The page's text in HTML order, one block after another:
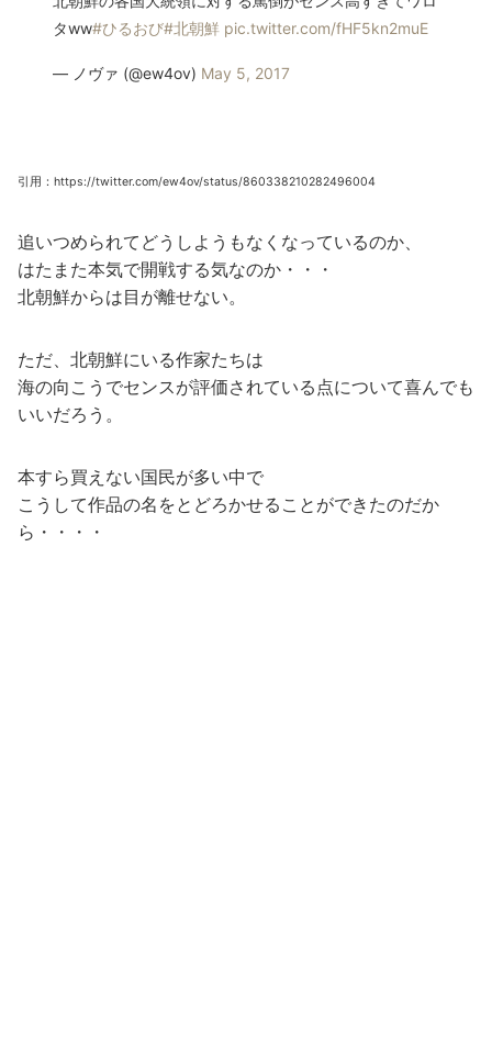
タww#ひるおび#北朝鮮 pic.twitter.com/fHF5kn2muE
— ノヴァ (@ew4ov) May 5, 2017
引用：https://twitter.com/ew4ov/status/860338210282496004
追いつめられてどうしようもなくなっているのか、
はたまた本気で開戦する気なのか・・・
北朝鮮からは目が離せない。
ただ、北朝鮮にいる作家たちは
海の向こうでセンスが評価されている点について喜んでも
いいだろう。
本すら買えない国民が多い中で
こうして作品の名をとどろかせることができたのだか
ら・・・・